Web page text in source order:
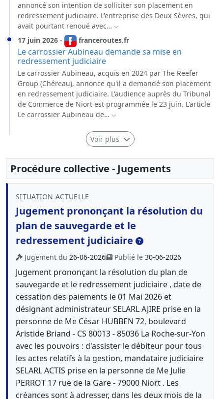
annoncé son intention de solliciter son placement en
redressement judiciaire. L'entreprise des Deux-Sèvres, qui
avait pourtant renoué avec…
17 juin 2026 - franceroutes.fr
Le carrossier Aubineau demande sa mise en
redressement judiciaire
Le carrossier Aubineau, acquis en 2024 par The Reefer
Group (Chéreau), annonce qu'il a demandé son placement
en redressement judiciaire. L'audience auprès du Tribunal
de Commerce de Niort est programmée le 23 juin. L'article
Le carrossier Aubineau de…
Voir plus
Procédure collective - Jugements
SITUATION ACTUELLE
Jugement prononçant la résolution du
plan de sauvegarde et le
redressement judiciaire
Jugement du 26-06-2026 Publié le 30-06-2026
Jugement prononçant la résolution du plan de
sauvegarde et le redressement judiciaire , date de
cessation des paiements le 01 Mai 2026 et
désignant administrateur SELARL AJIRE prise en la
personne de Me César HUBBEN 72, boulevard
Aristide Briand - CS 80013 - 85036 La Roche-sur-Yon
avec les pouvoirs : d'assister le débiteur pour tous
les actes relatifs à la gestion, mandataire judiciaire
SELARL ACTIS prise en la personne de Me Julie
PERROT 17 rue de la Gare - 79000 Niort . Les
créances sont à adresser, dans les deux mois de la